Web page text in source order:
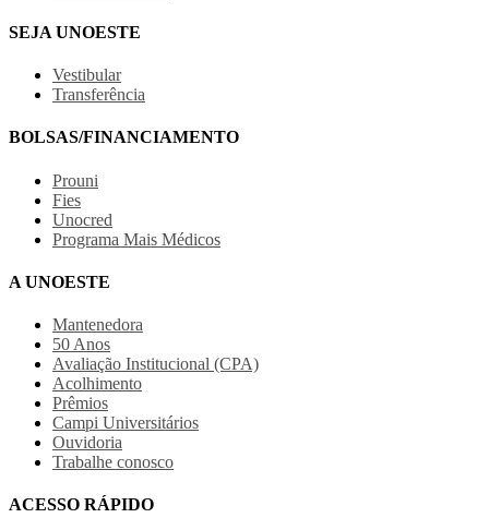
SEJA UNOESTE
Vestibular
Transferência
BOLSAS/FINANCIAMENTO
Prouni
Fies
Unocred
Programa Mais Médicos
A UNOESTE
Mantenedora
50 Anos
Avaliação Institucional (CPA)
Acolhimento
Prêmios
Campi Universitários
Ouvidoria
Trabalhe conosco
ACESSO RÁPIDO